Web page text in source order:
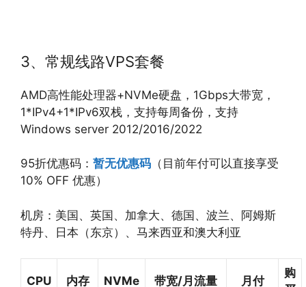
3、常规线路VPS套餐
AMD高性能处理器+NVMe硬盘，1Gbps大带宽，
1*IPv4+1*IPv6双栈，支持每周备份，支持
Windows server 2012/2016/2022
95折优惠码： 暂无优惠码 （目前年付可以直接享受
10% OFF 优惠）
机房：美国、英国、加拿大、德国、波兰、阿姆斯
特丹、日本（东京）、马来西亚和澳大利亚
CPU 内存 NVMe 带宽/月流量 月付
购